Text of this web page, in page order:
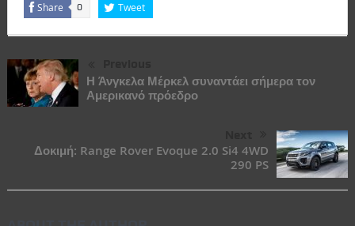
Share 0 Tweet
Η Άνγκελα Μέρκελ συναντάει σήμερα τον
Αμερικανό πρόεδρο
Δοκιμή: Range Rover Evoque 2.0 Si4 4WD
290 PS